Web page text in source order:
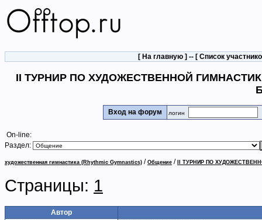
[ На главную ] -- [ Список
II ТУРНИР ПО ХУДОЖЕСТВЕННОЙ ГИМНАСТИКЕ
Вход на форум логин
On-line:
Раздел:
художественная гимнастика (Rhythmic Gymnastics) / Общение / II ТУРНИР ПО
Страницы: 1
Автор